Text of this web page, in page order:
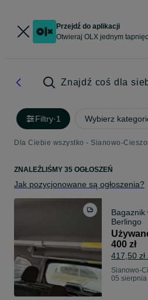
Przejdź do aplikacji
Otwieraj OLX jednym
Znajdź coś dla
Filtry·1 Wybierz
Dla Ciebie wszystko - Sianowo-
ZNALEŹLIŚMY 35 OGŁOSZEŃ
Jak pozycjonowane są ogłoszenia?
Bagaznik
Berlingo
400 zł
417,50
Sianowo-
05 sierpnia